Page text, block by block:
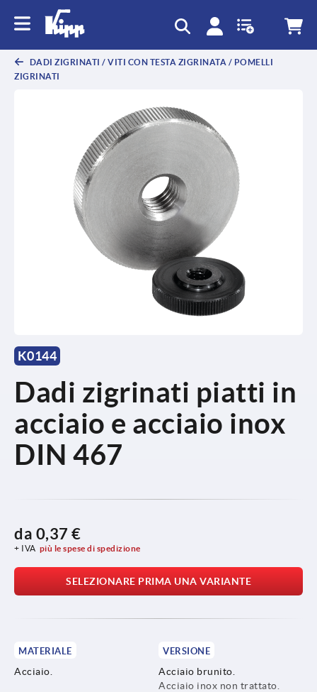
DADI ZIGRINATI / VITI CON TESTA ZIGRINATA / POMELLI
ZIGRINATI
K0144
Dadi zigrinati piatti in
acciaio e acciaio inox
DIN 467
da 0,37 €
+ IVA più le spese di spedizione
SELEZIONARE PRIMA UNA VARIANTE
MATERIALE
Acciaio.
VERSIONE
Acciaio brunito.
Acciaio inox non trattato.